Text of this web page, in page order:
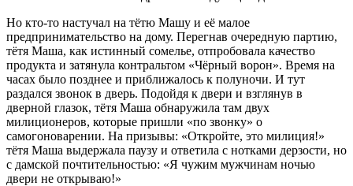
Но кто-то настучал на тётю Машу и её малое
предпринимательство на дому. Перегнав очередную партию,
тётя Маша, как истинный сомелье, отпробовала качество
продукта и затянула контральтом «Чёрный ворон». Время на
часах было позднее и приближалось к полуночи. И тут
раздался звонок в дверь. Подойдя к двери и взглянув в
дверной глазок, тётя Маша обнаружила там двух
милиционеров, которые пришли «по звонку» о
самогоноварении. На призывы: «Откройте, это милиция!»
тётя Маша выдержала паузу и ответила с нотками дерзости, но
с дамской почтительностью: «Я чужим мужчинам ночью
двери не открываю!»